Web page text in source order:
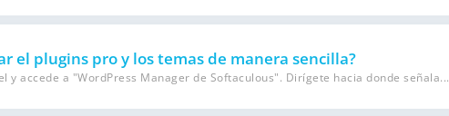
el plugins pro y los temas de manera sencilla?
y accede a "WordPress Manager de Softaculous". Dirígete hacia donde señala...